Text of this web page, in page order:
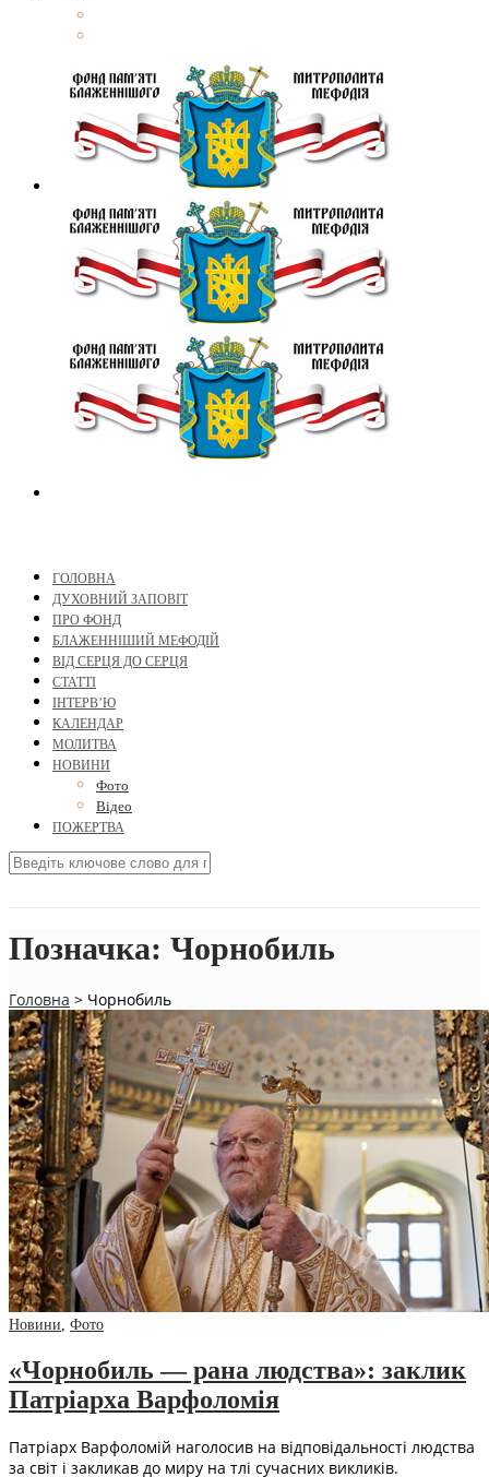
ГОЛОВНА
ДУХОВНИЙ ЗАПОВІТ
ПРО ФОНД
БЛАЖЕННІШИЙ МЕФОДІЙ
ВІД СЕРЦЯ ДО СЕРЦЯ
СТАТТІ
ІНТЕРВ’Ю
КАЛЕНДАР
МОЛИТВА
НОВИНИ
Фото
Відео
ПОЖЕРТВА
Позначка: Чорнобиль
Головна > Чорнобиль
Новини, Фото
«Чорнобиль — рана людства»: заклик
Патріарха Варфоломія
Патріарх Варфоломій наголосив на відповідальності людства
за світ і закликав до миру на тлі сучасних викликів.